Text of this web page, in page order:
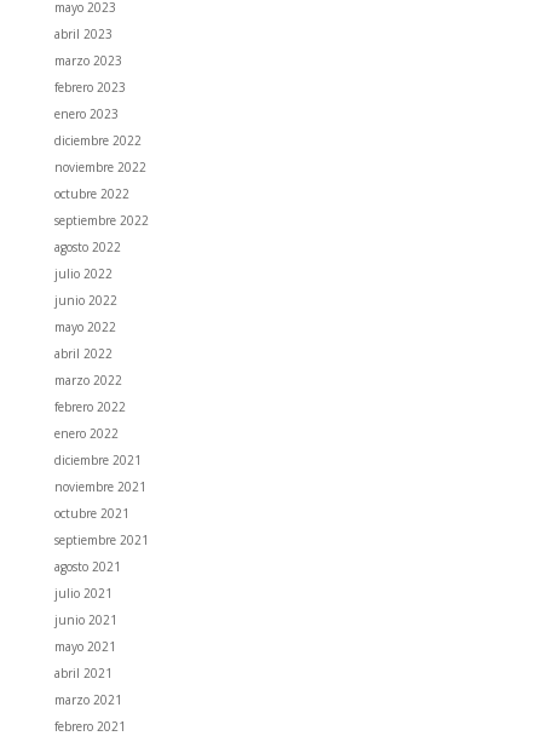
mayo 2023
abril 2023
marzo 2023
febrero 2023
enero 2023
diciembre 2022
noviembre 2022
octubre 2022
septiembre 2022
agosto 2022
julio 2022
junio 2022
mayo 2022
abril 2022
marzo 2022
febrero 2022
enero 2022
diciembre 2021
noviembre 2021
octubre 2021
septiembre 2021
agosto 2021
julio 2021
junio 2021
mayo 2021
abril 2021
marzo 2021
febrero 2021